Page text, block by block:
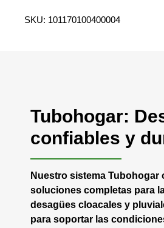
SKU: 101170100400004
Tubohogar:
confiables y
Nuestro sistema Tubohogar
soluciones completas para
desagües cloacales y
para soportar las